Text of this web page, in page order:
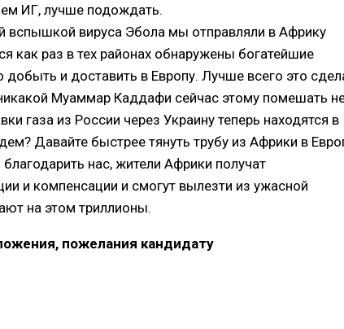
ИГ, лучше подождать.
вспышкой вируса Эбола мы отправляли в Африку
как раз в тех районах обнаружены богатейшие
и доставить в Европу. Лучше всего это
Муаммар Каддафи сейчас этому помешать
газа из России через Украину теперь находятся в
Давайте быстрее тянуть трубу из Африки в
нас, жители Африки получат
и компенсации и смогут вылезти из ужасной
на этом триллионы.
пожелания кандидату